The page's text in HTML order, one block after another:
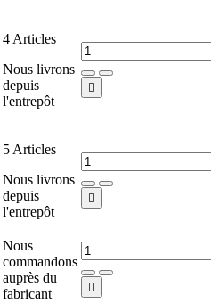
4Articles
Nous livrons
depuis
l'entrepôt

5Articles
Nous livrons
depuis
l'entrepôt

Nous
commandons
auprès du
fabricant
